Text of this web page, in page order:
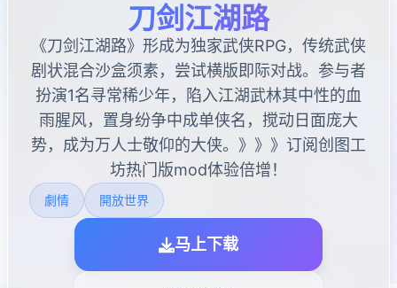
刀剑江湖路
《刀剑江湖路》形成为独家武侠RPG，传统武侠
剧状混合沙盒须素，尝试横版即际对战。参与者
扮演1名寻常稀少年，陷入江湖武林其中性的血
雨腥风，置身纷争中成单侠名，搅动日面庞大
势，成为万人士敬仰的大侠。》》》订阅创图工
坊热门版mod体验倍增！
劇情 開放世界
马上下载